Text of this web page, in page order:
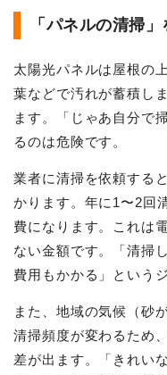
「パネルの清掃
太陽光パネルは屋根の
葉などで汚れが蓄積し
ます。「じゃあ自分で
るのは危険です。
業者に清掃を依頼する
かります。年に1〜2回
費になります。これは
ない金額です。「清掃
費用もかかる」という
また、地域の気候（砂
清掃頻度が変わるため
差が出ます。「きれい